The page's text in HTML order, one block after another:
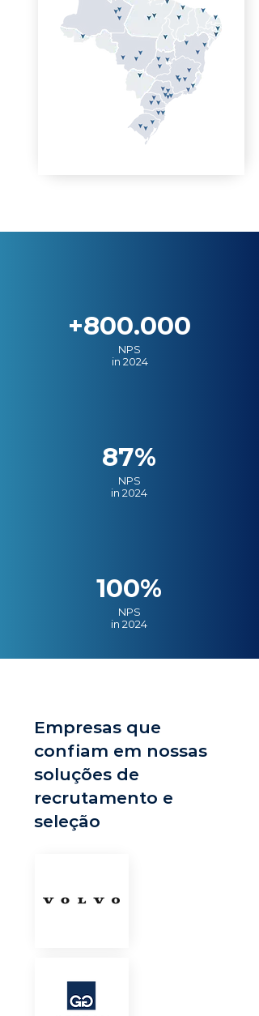
+800.000
NPS
in 2024
87%
NPS
in 2024
100%
NPS
in 2024
Empresas que
confiam em nossas
soluções de
recrutamento e
seleção